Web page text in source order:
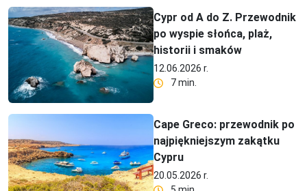
Cypr od A do Z. Przewodnik
po wyspie słońca, plaż,
historii i smaków
12.06.2026 r.
7 min.
Cape Greco: przewodnik po
najpiękniejszym zakątku
Cypru
20.05.2026 r.